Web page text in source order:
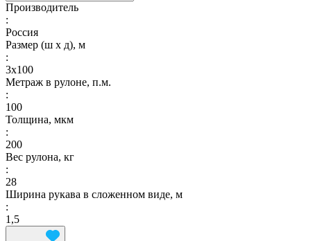
Производитель
:
Россия
Размер (ш х д), м
:
3х100
Метраж в рулоне, п.м.
:
100
Толщина, мкм
:
200
Вес рулона, кг
:
28
Ширина рукава в сложенном виде, м
:
1,5